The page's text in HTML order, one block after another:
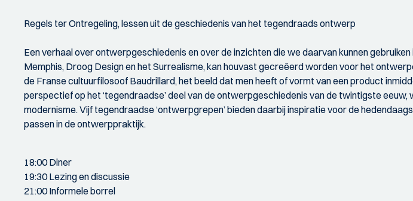
Regels ter Ontregeling, lessen uit de geschiedenis van het tegendraads ontwerp
Een verhaal over ontwerpgeschiedenis en over de inzichten die we daarvan kunnen
Memphis, Droog Design en het Surrealisme, kan houvast gecreëerd worden voor het
de Franse cultuurfilosoof Baudrillard, het beeld dat men heeft of vormt van een product
perspectief op het ‘tegendraadse’ deel van de ontwerpgeschiedenis van de twintigste
modernisme. Vijf tegendraadse ‘ontwerpgrepen’ bieden daarbij inspiratie voor de
passen in de ontwerppraktijk.
18:00 Diner
19:30 Lezing en discussie
21:00 Informele borrel